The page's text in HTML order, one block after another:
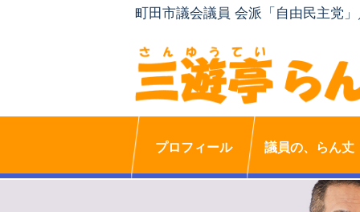
町田市議会議員 会派「自由民主党
プロフィール 議員の、らん丈